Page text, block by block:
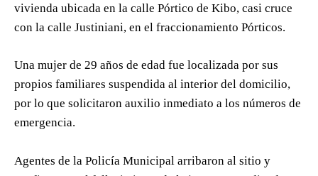
vivienda ubicada en la calle Pórtico de Kibo, casi cruce
con la calle Justiniani, en el fraccionamiento Pórticos.
Una mujer de 29 años de edad fue localizada por sus
propios familiares suspendida al interior del domicilio,
por lo que solicitaron auxilio inmediato a los números de
emergencia.
Agentes de la Policía Municipal arribaron al sitio y